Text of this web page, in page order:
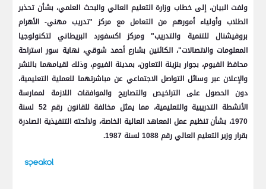
ولفت البيان، إلى خطاب وزارة التعليم العالي والبحث العلمي، بشأن تحذير
الطلاب وأولياء أمورهم من التعامل مع مركز "تدريب مهني- الأهرام
بروفيشنال للتنمية والتدريب" ومركز اكسفورد البريطاني لتكنولوجيا
المعلومات والاتصالات"، الكائنين بشارع أحمد شوقي، نهاية سور استراحة
محافظ الفيوم، بجوار بنزينة التعاون، بمدينة الفيوم، وذلك لقيامهما بالنشر
والإعلان عبر وسائل التواصل الاجتماعي عن مباشرتهما للعملية التعليمية،
دون الحصول على التراخيص والتصاريح والموافقات اللازمة لممارسة
الأنشطة التدريبية والتعليمية، مما يمثل مخالفة للقانون رقم 52 لسنة
1970، بشأن تنظيم عمل المعاهد العالية الخاصة، ولائحته التنفيذية الصادرة
بقرار وزير التعليم العالي رقم 1088 لسنة 1987.